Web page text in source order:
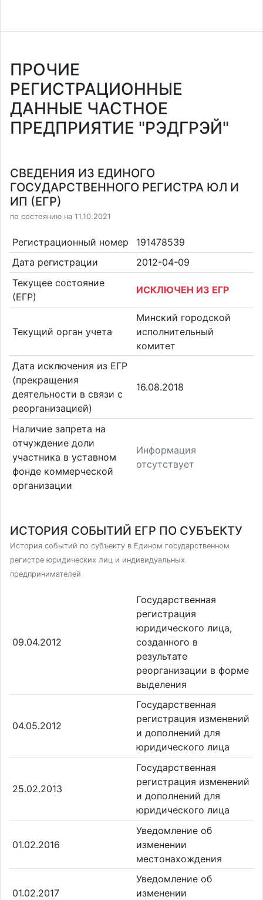
ПРОЧИЕ
РЕГИСТРАЦИОННЫЕ
ДАННЫЕ ЧАСТНОЕ
ПРЕДПРИЯТИЕ "РЭДГРЭЙ"
СВЕДЕНИЯ ИЗ ЕДИНОГО
ГОСУДАРСТВЕННОГО РЕГИСТРА ЮЛ И
ИП (ЕГР)
по состоянию на 11.10.2021
Регистрационный номер
191478539
Дата регистрации
2012-04-09
Текущее состояние
(ЕГР)
ИСКЛЮЧЕН ИЗ ЕГР
Текущий орган учета
Минский городской
исполнительный
комитет
Дата исключения из ЕГР
(прекращения
деятельности в связи с
реорганизацией)
16.08.2018
Наличие запрета на
отчуждение доли
участника в уставном
фонде коммерческой
организации
Информация
отсутствует
ИСТОРИЯ СОБЫТИЙ ЕГР ПО СУБЪЕКТУ
История событий по субъекту в Едином государственном
регистре юридических лиц и индивидуальных
предпринимателей
09.04.2012
Государственная
регистрация
юридического лица,
созданного в
результате
реорганизации в форме
выделения
04.05.2012
Государственная
регистрация изменений
и дополнений для
юридического лица
25.02.2013
Государственная
регистрация изменений
и дополнений для
юридического лица
01.02.2016
Уведомление об
изменении
местонахождения
01.02.2017
Уведомление об
изменении